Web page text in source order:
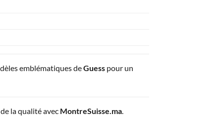
emblématiques deGuess pour un
la qualité avec MontreSuisse.ma.